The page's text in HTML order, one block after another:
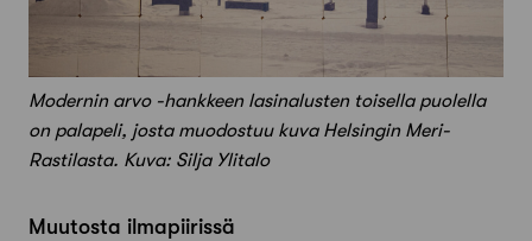
Modernin arvo -hankkeen lasinalusten toisella puolella
on palapeli, josta muodostuu kuva Helsingin Meri-
Rastilasta. Kuva: Silja Ylitalo
Muutosta ilmapiirissä